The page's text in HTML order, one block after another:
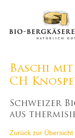
Baschi
CH
Schweizer
aus
Zurück zur Übersicht